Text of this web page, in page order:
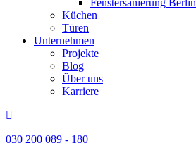
Fenstersanierung Berlin
Küchen
Türen
Unternehmen
Projekte
Blog
Über uns
Karriere
030 200 089 - 180